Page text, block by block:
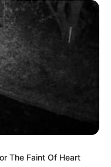
du Turf pour le
différents opérateurs
en direct et en toute
du Turf vous
The Faint Of Heart